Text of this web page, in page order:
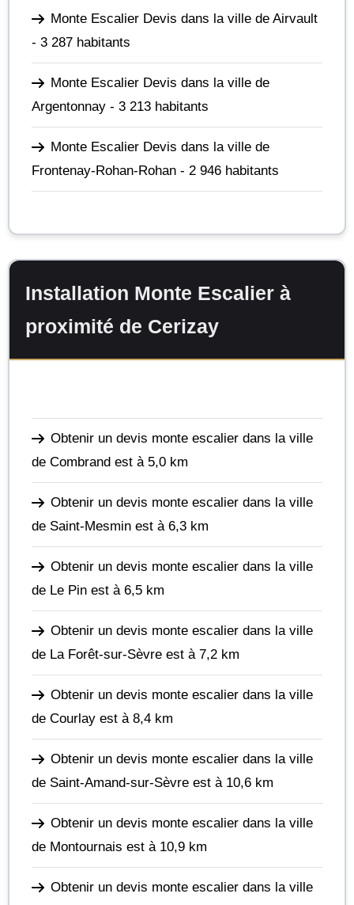
Monte Escalier Devis dans la ville de Airvault
- 3 287 habitants
Monte Escalier Devis dans la ville de
Argentonnay - 3 213 habitants
Monte Escalier Devis dans la ville de
Frontenay-Rohan-Rohan - 2 946 habitants
Installation Monte Escalier à
proximité de Cerizay
Obtenir un devis monte escalier dans la ville
de Combrand est à 5,0 km
Obtenir un devis monte escalier dans la ville
de Saint-Mesmin est à 6,3 km
Obtenir un devis monte escalier dans la ville
de Le Pin est à 6,5 km
Obtenir un devis monte escalier dans la ville
de La Forêt-sur-Sèvre est à 7,2 km
Obtenir un devis monte escalier dans la ville
de Courlay est à 8,4 km
Obtenir un devis monte escalier dans la ville
de Saint-Amand-sur-Sèvre est à 10,6 km
Obtenir un devis monte escalier dans la ville
de Montournais est à 10,9 km
Obtenir un devis monte escalier dans la ville